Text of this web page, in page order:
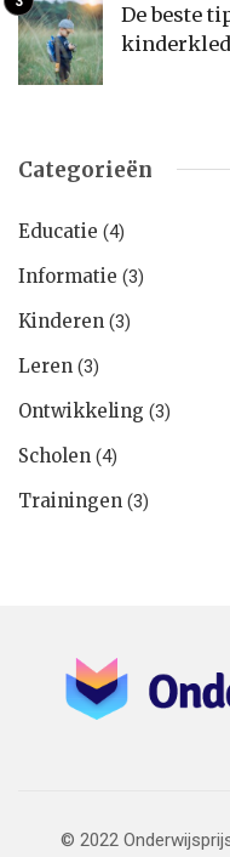
De beste
Categorieën
Educatie (4)
Informatie (3)
Kinderen (3)
Leren (3)
Ontwikkeling (3)
Scholen (4)
Trainingen (3)
© 2022